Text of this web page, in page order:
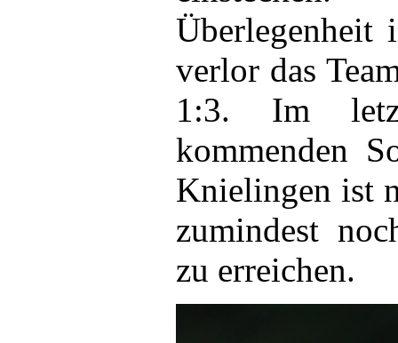
Überlegenheit
verlor das
1:3. Im
kommenden
Knielingen ist
zumindest
zu erreichen.